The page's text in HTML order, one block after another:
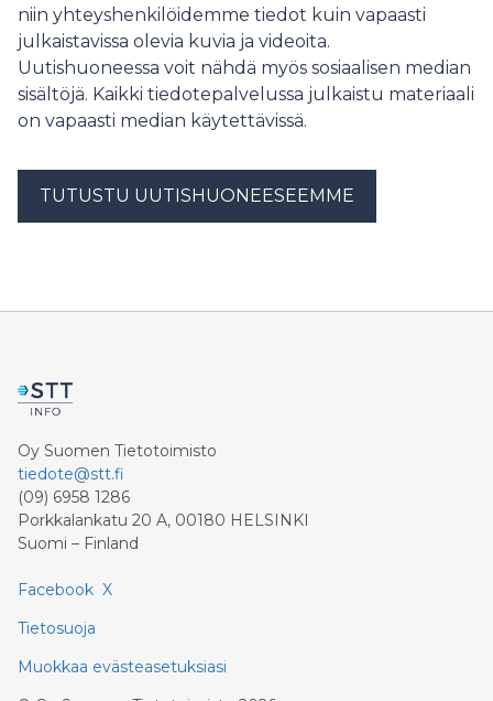
niin yhteyshenkilöidemme tiedot kuin vapaasti
julkaistavissa olevia kuvia ja videoita.
Uutishuoneessa voit nähdä myös sosiaalisen median
sisältöjä. Kaikki tiedotepalvelussa julkaistu materiaali
on vapaasti median käytettävissä.
TUTUSTU UUTISHUONEESEEMME
Oy Suomen Tietotoimisto
tiedote@stt.fi
(09) 6958 1286
Porkkalankatu 20 A, 00180 HELSINKI
Suomi – Finland
Facebook X
Tietosuoja
Muokkaa evästeasetuksiasi